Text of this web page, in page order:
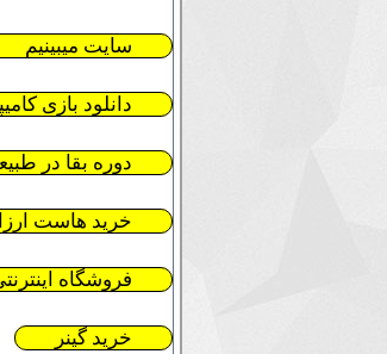
سایت میبینیم
دانلود بازی
دوره بقا در
خرید هاست
فروشگاه
خرید گینر